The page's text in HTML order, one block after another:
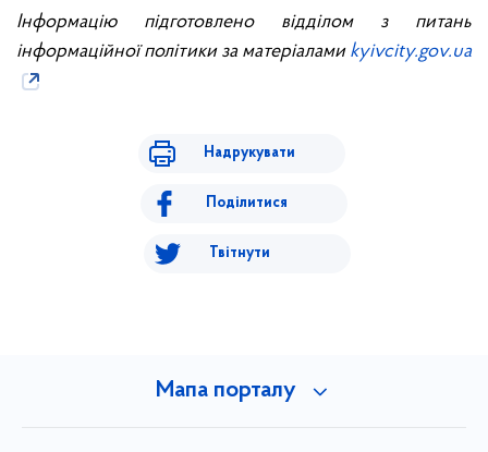
Інформацію підготовлено відділом з питань
інформаційної політики за матеріалами kyivcity.gov.ua
Надрукувати
Поділитися
Твітнути
Мапа порталу